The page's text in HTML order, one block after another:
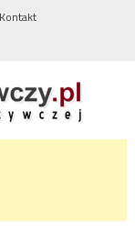
Kontakt